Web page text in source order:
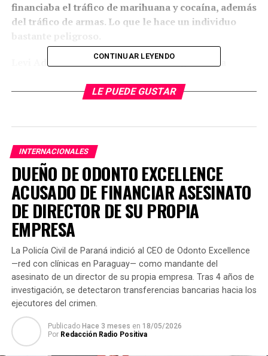
financiaba el tráfico de marihuana y cocaína, además
del tráfico de armas. Lo que le hace un individuo
Levi Adriani Felicio fue detenido luego de una
fiscal Carlos Alcaraz.
propiedad del jefe narco. La misma estaba
deshabitada y fue puesta a disposición de la
Senabico.
Igualmente fue detenido su brazo derecho, Marcio
Gayoso, de 27 años, el mismo coordinaba la
comercialización de armas y drogas para las
facciones criminales.
TEMAS RELACIONADOS: ARNALDO GUIZZIO
NARCO
SENABICO
ARRIBA SIGUIENTE
BUSCAN A DEPRAVADO QUE HABRÍA ABUSADO DE SU HIJA
DE 13 AÑOS EN PRESIDENTE FRANCO
CONTINUAR LEYENDO
LE PUEDE GUSTAR
INTERNACIONALES
DUEÑO DE ODONTO EXCELLENCE
ACUSADO DE FINANCIAR ASESINATO
DE DIRECTOR DE SU PROPIA
EMPRESA
La Policía Civil de Paraná indició al CEO de Odonto Excellence
—red con clínicas en Paraguay— como mandante del
asesinato de un director de su propia empresa. Tras 4 años de
investigación, se detectaron transferencias bancarias hacia los
ejecutores del crimen.
Publicado Hace 3 meses en 18/05/2026
Por Redacción Radio Positiva